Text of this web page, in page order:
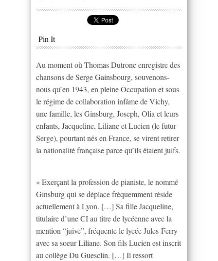
Pin It
Au moment où Thomas Dutronc enregistre des
chansons de Serge Gainsbourg, souvenons-
nous qu’en 1943, en pleine Occupation et sous
le régime de collaboration infâme de Vichy,
une famille, les Ginsburg, Joseph, Olia et leurs
enfants, Jacqueline, Liliane et Lucien (le futur
Serge), pourtant nés en France, se virent retirer
la nationalité française parce qu’ils étaient juifs.
« Exerçant la profession de pianiste, le nommé
Ginsburg qui se déplace fréquemment réside
actuellement à Lyon. […] Sa fille Jacqueline,
titulaire d’une CI au titre de lycéenne avec la
mention “juive”, fréquente le lycée Jules-Ferry
avec sa soeur Liliane. Son fils Lucien est inscrit
au collège Du Guesclin. […] Il ressort